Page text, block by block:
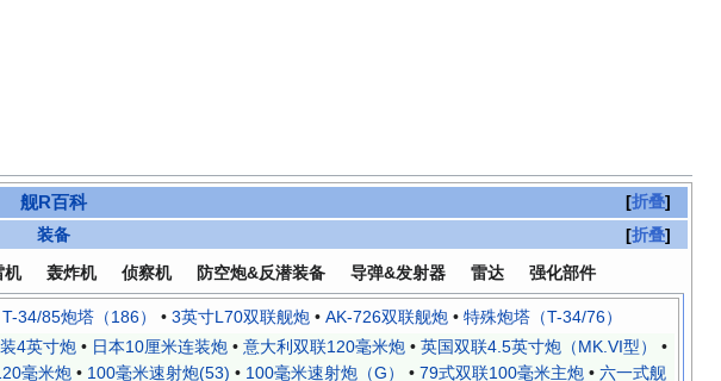
折叠
舰R百科
折叠
装备
机 轰炸机 侦察机 防空炮&反潜装备 导弹&发射器 雷达 强化部件
T-34/85炮塔（186） • 3英寸L70双联舰炮 • AK-726双联舰炮 • 特殊炮塔（T-34/76）
4英寸炮 • 日本10厘米连装炮 • 意大利双联120毫米炮 • 英国双联4.5英寸炮（MK.VI型）
•
毫米炮 • 100毫米速射炮(53) • 100毫米速射炮（G） • 79式双联100毫米主炮 • 六一式舰